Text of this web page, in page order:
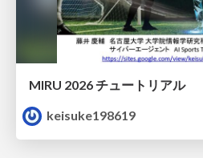
MIRU 2026 チュートリアル
keisuke198619